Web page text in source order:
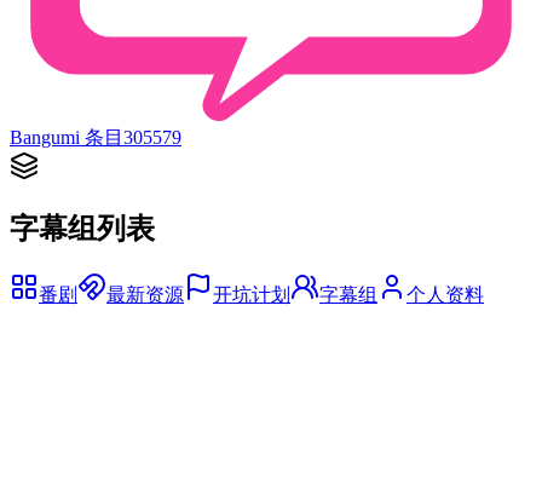
Bangumi 条目 305579
字幕组列表
番剧 最新资源 开坑计划 字幕组 个人资料